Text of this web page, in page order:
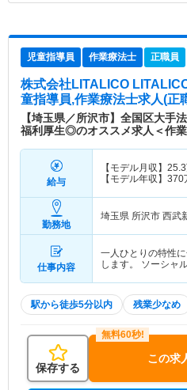
児童指導員 作業療法士 正職員
株式会社LITALICO
童指導員,作業療法士求人(正
【埼玉県／所沢市】全国区大手
福利厚生◎のオススメ求人＜作業
給与
【モデル月収】 25.3
【モデル年収】 370
勤務地
埼玉県 所沢市 西武
仕事内容
一人ひとりの特性
します。 ソーシャ
駅から徒歩5分以内 残業少なめ
保存する
この求